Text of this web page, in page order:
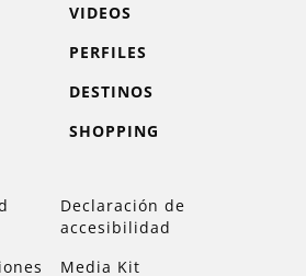
VIDEOS
PERFILES
DESTINOS
SHOPPING
Declaración de
accesibilidad
Media Kit